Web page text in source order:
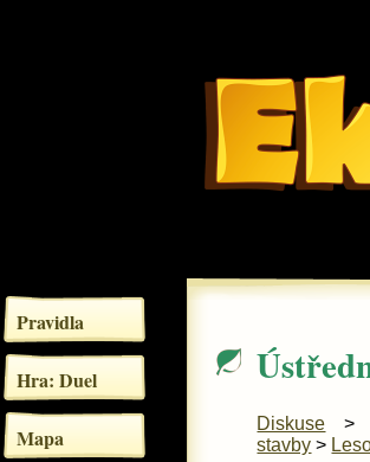
Pravidla
Hra: Duel
Mapa
Diskuse
stavby >